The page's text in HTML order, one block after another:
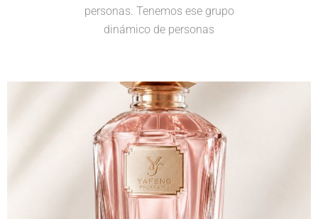
personas. Tenemos ese grupo
dinámico de personas